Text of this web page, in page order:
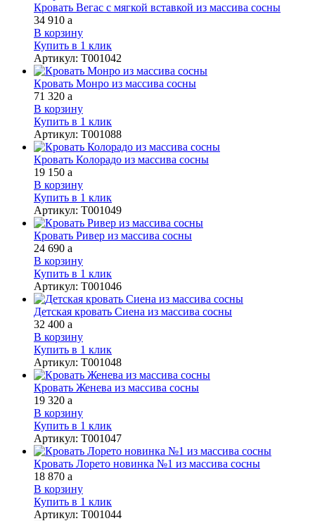
Кровать Вегас с мягкой вставкой из массива сосны
34 910 a
В корзину
Купить в 1 клик
Артикул: Т001042
Кровать Монро из массива сосны
71 320 a
В корзину
Купить в 1 клик
Артикул: Т001088
Кровать Колорадо из массива сосны
19 150 a
В корзину
Купить в 1 клик
Артикул: Т001049
Кровать Ривер из массива сосны
24 690 a
В корзину
Купить в 1 клик
Артикул: Т001046
Детская кровать Сиена из массива сосны
32 400 a
В корзину
Купить в 1 клик
Артикул: Т001048
Кровать Женева из массива сосны
19 320 a
В корзину
Купить в 1 клик
Артикул: Т001047
Кровать Лорето новинка №1 из массива сосны
18 870 a
В корзину
Купить в 1 клик
Артикул: Т001044